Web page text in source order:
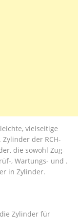
vielseitige
der RCH-
die sowohl Zug-
, Wartungs- und .
in Zylinder.
Zylinder für